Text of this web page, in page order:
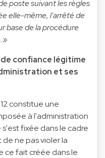
poste suivant les règles
elle-même, l'arrêté de
base de la procédure
confiance légitime
et ses
constitue une
à l'administration
fixée dans le cadre
ne pas violer la
ce fait créée dans le